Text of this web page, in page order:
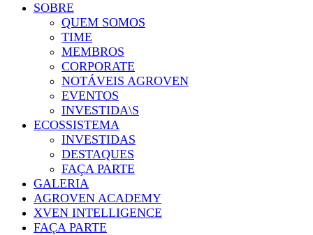
SOBRE
QUEM SOMOS
TIME
MEMBROS
CORPORATE
NOTÁVEIS AGROVEN
EVENTOS
INVESTIDA\S
ECOSSISTEMA
INVESTIDAS
DESTAQUES
FAÇA PARTE
GALERIA
AGROVEN ACADEMY
XVEN INTELLIGENCE
FAÇA PARTE